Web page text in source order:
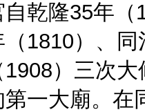
自乾隆35年（
（1810）、
1908）三次
第一大廟。在